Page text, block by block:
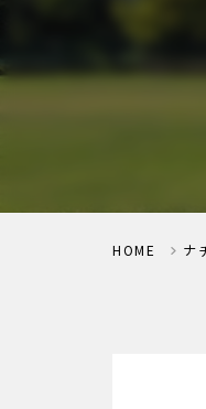
HOME ナ